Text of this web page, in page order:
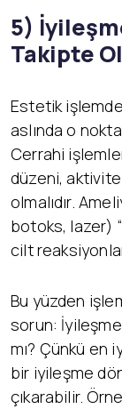
5)
Takipte
Estetik
aslında o
Cerrahi
düzeni, aktivite
olmalıdır.
botoks, lazer)
cilt
Bu yüzden
sorun:
mı? Çünkü en
bir iyileşme
çıkarabilir.